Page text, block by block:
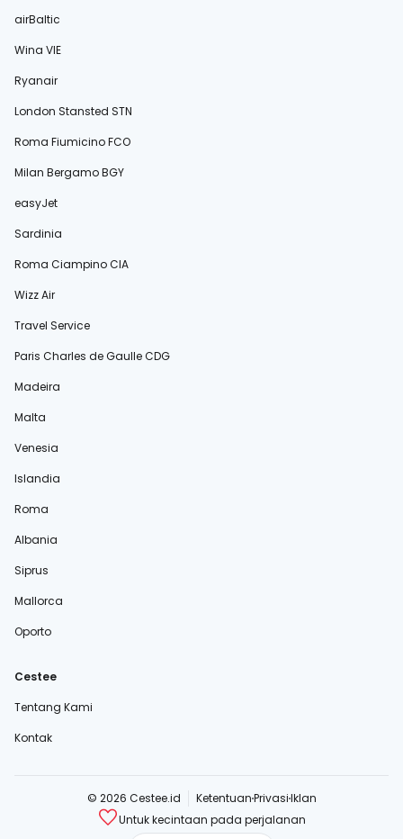
airBaltic
Wina VIE
Ryanair
London Stansted STN
Roma Fiumicino FCO
Milan Bergamo BGY
easyJet
Sardinia
Roma Ciampino CIA
Wizz Air
Travel Service
Paris Charles de Gaulle CDG
Madeira
Malta
Venesia
Islandia
Roma
Albania
Siprus
Mallorca
Oporto
Cestee
Tentang Kami
Kontak
© 2026 Cestee.id KetentuanPrivasiIklan
Untuk kecintaan pada perjalanan
cestee.com